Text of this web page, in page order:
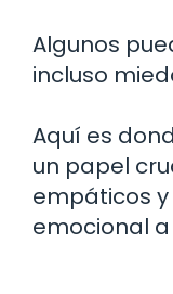
Algunos
incluso
Aquí es
un papel
empáticos
emocional